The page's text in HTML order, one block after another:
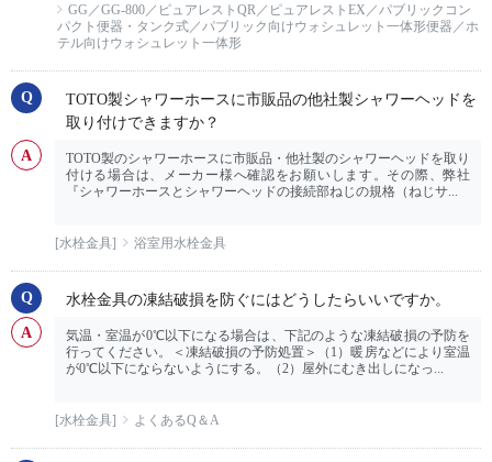
GG／GG-800／ピュアレストQR／ピュアレストEX／パブリックコン
パクト便器・タンク式／パブリック向けウォシュレット一体形便器／ホ
テル向けウォシュレット一体形
TOTO製シャワーホースに市販品の他社製シャワーヘッドを
取り付けできますか？
TOTO製のシャワーホースに市販品・他社製のシャワーヘッドを取り
付ける場合は、メーカー様へ確認をお願いします。その際、弊社
『シャワーホースとシャワーヘッドの接続部ねじの規格（ねじサ...
[水栓金具] 浴室用水栓金具
水栓金具の凍結破損を防ぐにはどうしたらいいですか。
気温・室温が0℃以下になる場合は、下記のような凍結破損の予防を
行ってください。＜凍結破損の予防処置＞（1）暖房などにより室温
が0℃以下にならないようにする。（2）屋外にむき出しになっ...
[水栓金具] よくあるQ＆A